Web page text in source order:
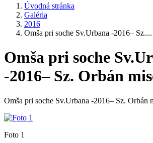
Úvodná stránka
Galéria
2016
Omša pri soche Sv.Urbana -2016– Sz....
Omša pri soche
-2016– Sz. Orbán
Omša pri soche Sv.Urbana -2016– Sz. Orbán
Foto 1